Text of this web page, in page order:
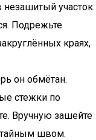
незашитый участок.
Подрежьте
краях,
он обмётан.
стежки по
Вручную зашейте
швом.